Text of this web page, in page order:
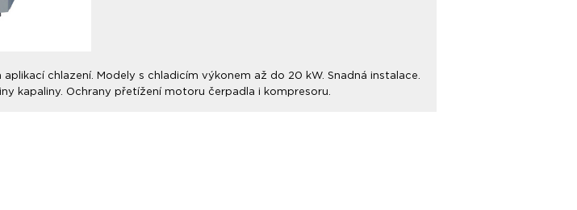
chlazení. Modely s chladicím výkonem až do 20 kW. Snadná instalace.
kapaliny. Ochrany přetížení motoru čerpadla i kompresoru.